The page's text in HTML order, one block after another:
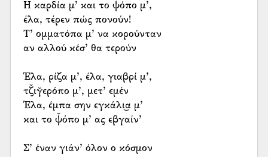
Η καρδία μ’ και το ψ̌όπο μ’,
έλα, τέρεν πώς πονούν!
Τ’ ομματόπα μ’ να κορούνταν
αν αλλού κέσ’ θα τερούν
Έλα, ρίζα μ’, έλα, γιαβρί μ’,
τζ̌ιγ̆ερόπο μ’, μετ’ εμέν
Έλα, έμπα σην εγκάλι͜α μ’
και το ψ̌όπο μ’ ας εβγαίν’
Σ’ έναν γιάν’ όλον ο κόσμον